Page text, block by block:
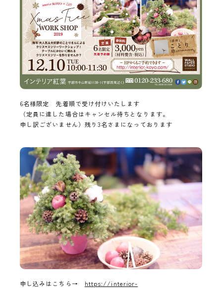
6名様限定 先着順で受け付けいたします
（定員に達した場合はキャンセル待ちとなります。
申し訳ございません）残り3名さまになっております
申し込みはこちら→ https://interior-